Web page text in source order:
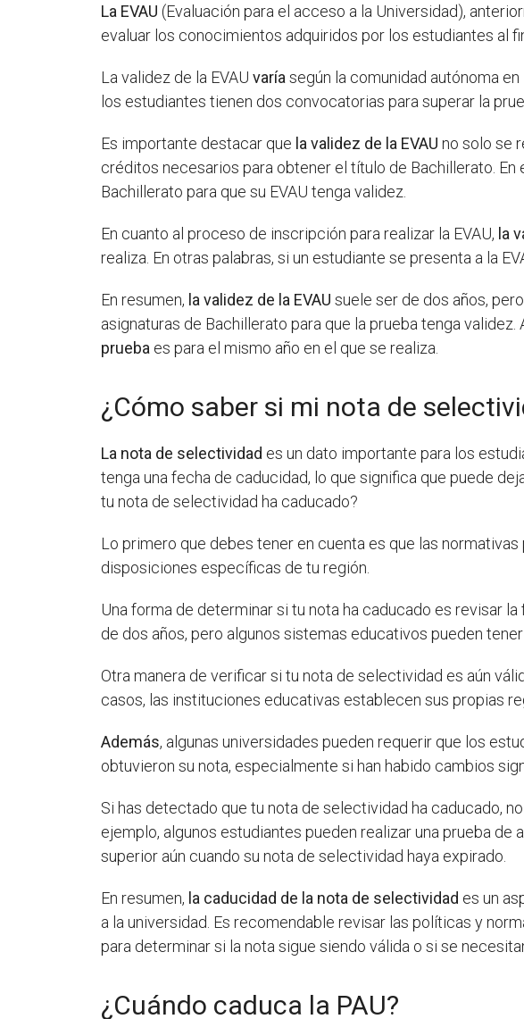
La EVAU (Evaluación para el acceso a la Universidad),
evaluar los conocimientos adquiridos por los estudiantes al
La validez de la EVAUvaría según la comunidad autónoma
los estudiantes tienen dos convocatorias para superar la
Es importante destacar que la validez de la EVAU no solo se
créditos necesarios para obtener el título de Bachillerato.
Bachillerato para que su EVAU tenga validez.
En cuanto al proceso de inscripción para realizar la EVAU, la
realiza. En otras palabras, si un estudiante se presenta a la
En resumen, la validez de la EVAU suele ser de dos años,
asignaturas de Bachillerato para que la prueba tenga
prueba es para el mismo año en el que se realiza.
¿Cómo saber si mi nota de
La nota de selectividad es un dato importante para los
tenga una fecha de caducidad, lo que significa que puede
tu nota de selectividad ha caducado?
Lo primero que debes tener en cuenta es que las
disposiciones específicas de tu región.
Una forma de determinar si tu nota ha caducado es revisar
de dos años, pero algunos sistemas educativos pueden
Otra manera de verificar si tu nota de selectividad es aún
casos, las instituciones educativas establecen sus propias
Además, algunas universidades pueden requerir que los
obtuvieron su nota, especialmente si han habido cambios
Si has detectado que tu nota de selectividad ha caducado,
ejemplo, algunos estudiantes pueden realizar una prueba
superior aún cuando su nota de selectividad haya expirado.
En resumen, la caducidad de la nota de selectividad es un
a la universidad. Es recomendable revisar las políticas y
para determinar si la nota sigue siendo válida o si se
¿Cuándo caduca la PAU?